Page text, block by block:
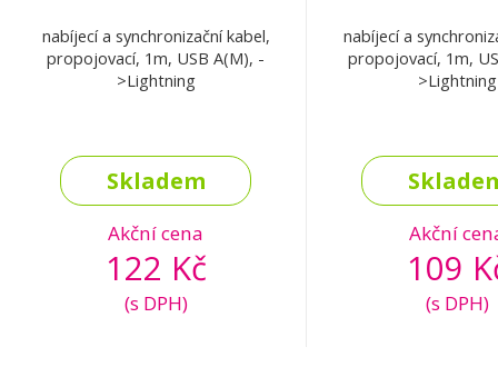
nabíjecí a synchronizační kabel,
propojovací, 1m, USB A(M), -
>Lightning
Skladem
Akční cena
122 Kč
(s DPH)
nabíjecí a
propojovací, 1m,
>Lightning
Akční
109
(s DPH)